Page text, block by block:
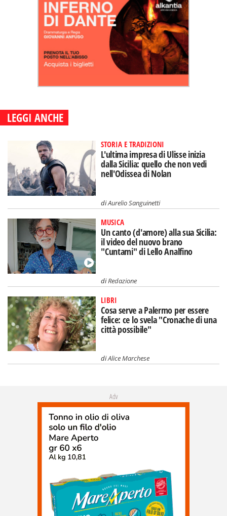
LEGGI ANCHE
STORIA E TRADIZIONI
L'ultima impresa di Ulisse inizia
dalla Sicilia: quello che non vedi
nell'Odissea di Nolan
diAurelio Sanguinetti
MUSICA
Un canto (d'amore) alla sua Sicilia:
il video del nuovo brano
"Cuntami" di Lello Analfino
diRedazione
LIBRI
Cosa serve a Palermo per essere
felice: ce lo svela "Cronache di una
città possibile"
diAlice Marchese
Adv